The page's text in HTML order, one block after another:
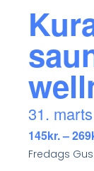
31. marts
145kr. –
Fredags Gus